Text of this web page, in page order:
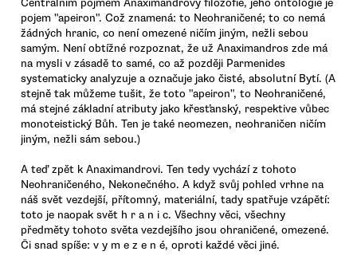
Centrálním pojmem Anaximandrovy filozofie, jeho ontologie je
pojem "apeiron". Což znamená: to Neohraničené; to co nemá
žádných hranic, co není omezené ničím jiným, nežli sebou
samým. Není obtížné rozpoznat, že už Anaximandros zde má
na mysli v zásadě to samé, co až později Parmenides
systematicky analyzuje a označuje jako čisté, absolutní Bytí. (A
stejně tak můžeme tušit, že toto "apeiron", to Neohraničené,
má stejné základní atributy jako křesťanský, respektive vůbec
monoteistický Bůh. Ten je také neomezen, neohraničen ničím
jiným, nežli sám sebou.)
A teď zpět k Anaximandrovi. Ten tedy vychází z tohoto
Neohraničeného, Nekonečného. A když svůj pohled vrhne na
náš svět vezdejší, přítomný, materiální, tady spatřuje vzápětí:
toto je naopak svět h r a n i c. Všechny věci, všechny
předměty tohoto světa vezdejšího jsou ohraničené, omezené.
Či snad spíše: v y m e z e n é, oproti každé věci jiné.